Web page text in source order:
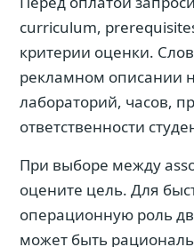
curriculum,
критерии оценки.
рекламном описании
лабораторий, часов,
ответственности
При выборе между
оцените цель. Для
операционную роль
может быть